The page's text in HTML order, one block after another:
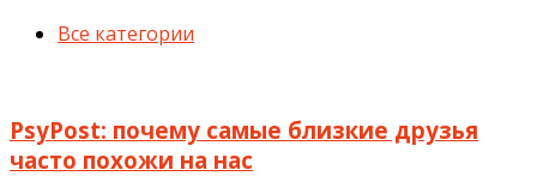
Все категории
PsyPost: почему самые близкие друзья
часто похожи на нас